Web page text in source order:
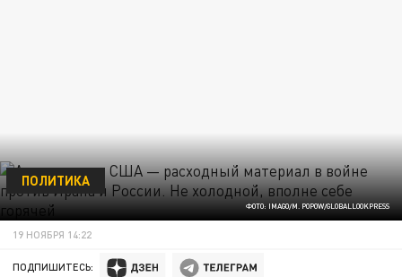
ФОТО: IMAGO/M. POPOW/GLOBALLOOKPRESS
ПОЛИТИКА
19 НОЯБРЯ 14:22
ПОДПИШИТЕСЬ: